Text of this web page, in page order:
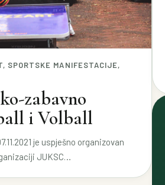
SPORTSKE MANIFESTACIJE,
zabavno
i Volball
je uspješno organizovan
JUKSC…